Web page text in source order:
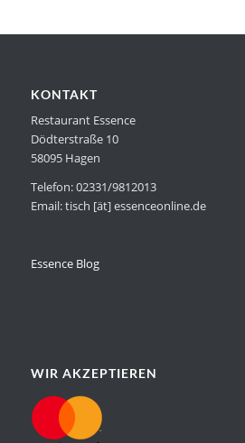
KONTAKT
Restaurant Essence
Dödterstraße 10
58095 Hagen
Telefon: 02331/9812013
Email: tisch [ät] essenceonline.de
Essence Blog
WIR AKZEPTIEREN